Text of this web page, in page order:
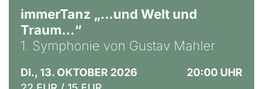
immerTanz „…und Welt und
Traum…“
1. Symphonie von Gustav Mahler
DI., 13. OKTOBER 2026
20:00 UHR